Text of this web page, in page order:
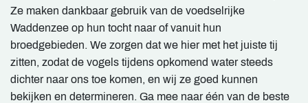
Ze maken dankbaar gebruik van de voedselrijke
Waddenzee op hun tocht naar of vanuit hun
broedgebieden. We zorgen dat we hier met het juiste tij
zitten, zodat de vogels tijdens opkomend water steeds
dichter naar ons toe komen, en wij ze goed kunnen
bekijken en determineren. Ga mee naar één van de beste